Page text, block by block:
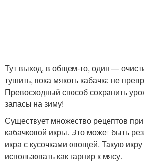
Тут выход, в общем-то, один —
тушить, пока мякоть кабачка не
Превосходный способ сохранить
запасы на зиму!
Существует множество рецептов
кабачковой икры. Это может быть
икра с кусочками овощей. Такую
использовать как гарнир к мясу.